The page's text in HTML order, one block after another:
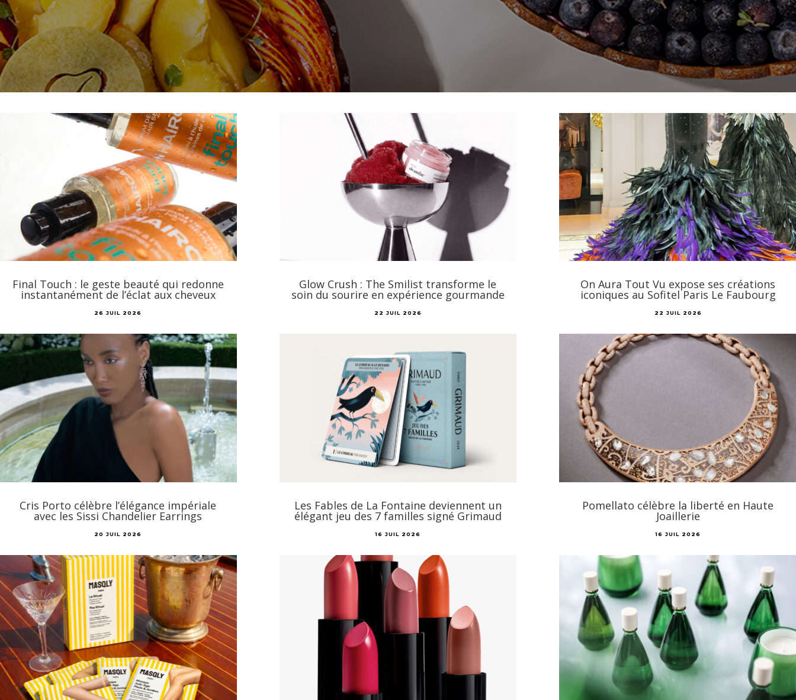
Final Touch : le geste beauté qui redonne
instantanément de l’éclat aux cheveux
26 JUIL 2026
Cris Porto célèbre l’élégance impériale
avec les Sissi Chandelier Earrings
20 JUIL 2026
Glow Crush : The Smilist transforme le
soin du sourire en expérience gourmande
22 JUIL 2026
Les Fables de La Fontaine deviennent un
élégant jeu des 7 familles signé Grimaud
16 JUIL 2026
On Aura Tout Vu expose ses créations
iconiques au Sofitel Paris Le Faubourg
22 JUIL 2026
Pomellato célèbre la liberté en Haute
Joaillerie
16 JUIL 2026